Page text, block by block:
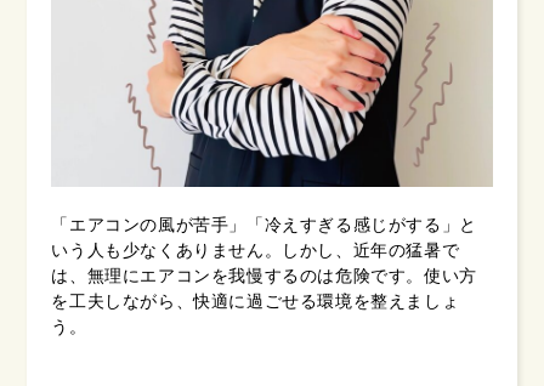
「エアコンの風が苦手」「冷えすぎる感じがする」と
いう人も少なくありません。しかし、近年の猛暑で
は、無理にエアコンを我慢するのは危険です。使い方
を工夫しながら、快適に過ごせる環境を整えましょ
う。